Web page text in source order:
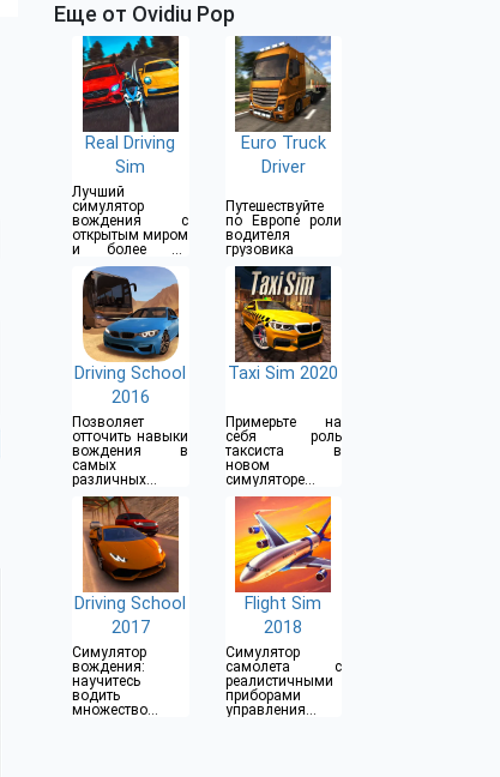
бронемобилях
Еще от Ovidiu Pop
Real Driving
Sim
Лучший
симулятор
вождения с
открытым миром
и более 80
автомобилей
Euro Truck
Driver
Путешествуйте
по Европе роли
водителя
грузовика
Driving School
2016
Позволяет
отточить навыки
вождения в
самых
различных
условиях
Taxi Sim 2020
Примерьте на
себя роль
таксиста в
новом
симуляторе
такси
Driving School
2017
Симулятор
вождения:
научитесь
водить
множество
Flight Sim
2018
Симулятор
самолета с
реалистичными
приборами
управления и